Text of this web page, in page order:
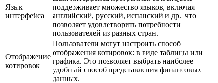
Язык
интерфейса
поддерживает множество языков, включая
английский, русский, испанский и др., что
позволяет удовлетворить потребности
пользователей из разных стран.
Отображение
котировок
Пользователи могут настроить способ
отображения котировок: в виде таблицы или
графика. Это позволяет выбрать наиболее
удобный способ представления финансовых
данных.